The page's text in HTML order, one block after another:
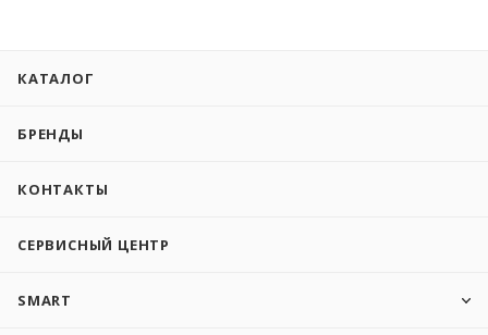
КАТАЛОГ
БРЕНДЫ
КОНТАКТЫ
СЕРВИСНЫЙ ЦЕНТР
SMART